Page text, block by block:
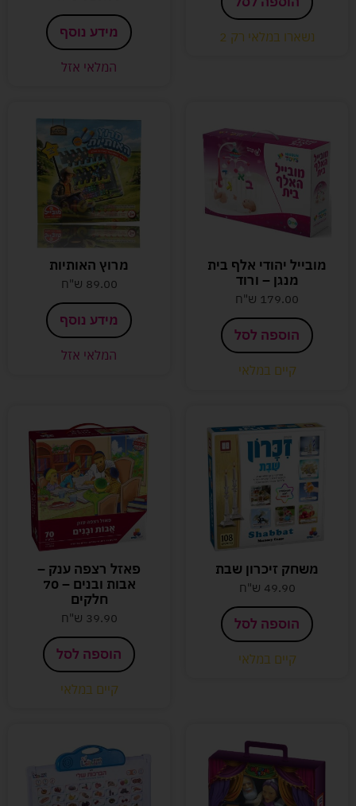
נשארו במלאי רק 2 מידע נוסף
המלאי אזל
מובייל יהודי אלף בית
מנגן – ורוד
179.00 ש"ח
הוספה לסל
קיים במלאי
מרוץ האותיות
89.00 ש"ח
מידע נוסף
המלאי אזל
משחק זיכרון שבת
49.90 ש"ח
הוספה לסל
קיים במלאי
פאזל רצפה ענק –
אבות ובנים – 70
חלקים
39.90 ש"ח
הוספה לסל
קיים במלאי